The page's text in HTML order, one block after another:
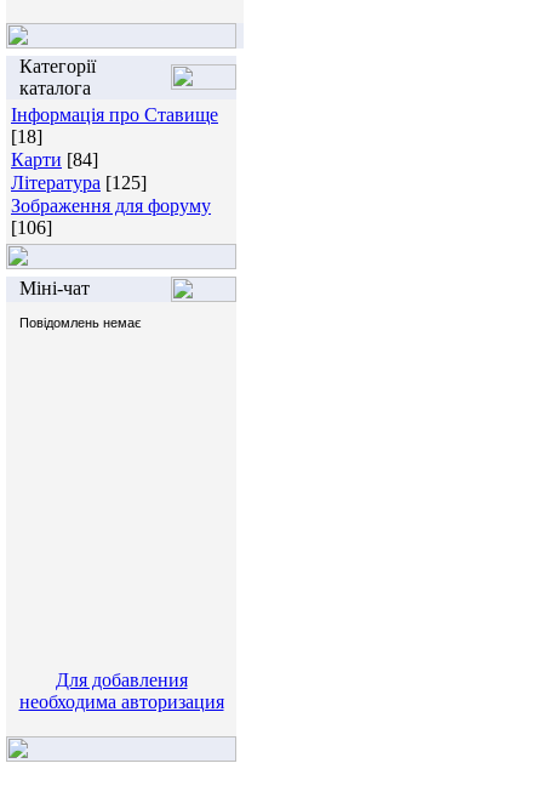
Категорії
каталога
Інформація про Ставище
[18]
Карти [84]
Література [125]
Зображення для форуму
[106]
Міні-чат
Для добавления
необходима авторизация